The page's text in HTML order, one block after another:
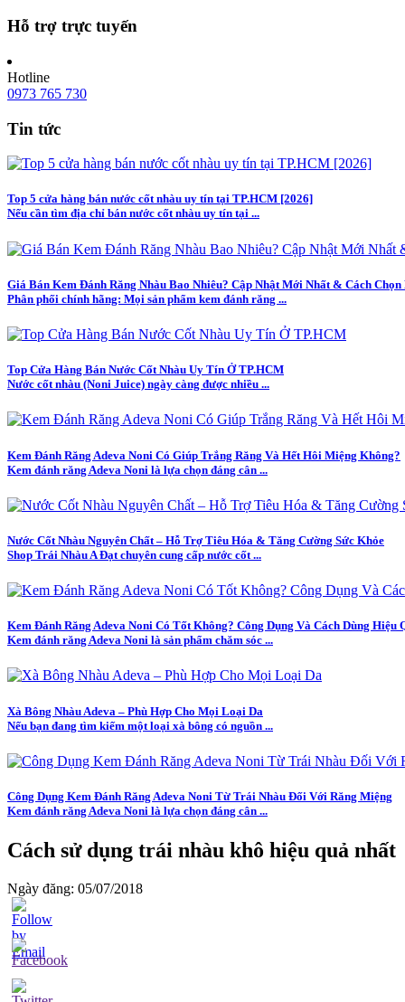
Hỗ trợ trực tuyến
Hotline
0973 765 730
Tin tức
Top 5 cửa hàng bán nước cốt nhàu uy tín tại TP.HCM [2026]
Nếu cần tìm địa chỉ bán nước cốt nhàu uy tín tại ...
Giá Bán Kem Đánh Răng Nhàu Bao Nhiêu? Cập Nhật Mới Nhất & Cách
Phân phối chính hãng: Mọi sản phẩm kem đánh răng ...
Top Cửa Hàng Bán Nước Cốt Nhàu Uy Tín Ở TP.HCM
Nước cốt nhàu (Noni Juice) ngày càng được nhiều ...
Kem Đánh Răng Adeva Noni Có Giúp Trắng Răng Và Hết Hôi Miệng Không?
Kem đánh răng Adeva Noni là lựa chọn đáng cân ...
Nước Cốt Nhàu Nguyên Chất – Hỗ Trợ Tiêu Hóa & Tăng Cường Sức Khỏe
Shop Trái Nhàu A Đạt chuyên cung cấp nước cốt ...
Kem Đánh Răng Adeva Noni Có Tốt Không? Công Dụng Và Cách Dùng Hiệu
Kem đánh răng Adeva Noni là sản phẩm chăm sóc ...
Xà Bông Nhàu Adeva – Phù Hợp Cho Mọi Loại Da
Nếu bạn đang tìm kiếm một loại xà bông có nguồn ...
Công Dụng Kem Đánh Răng Adeva Noni Từ Trái Nhàu Đối Với Răng Miệng
Kem đánh răng Adeva Noni là lựa chọn đáng cân ...
Cách sử dụng trái nhàu khô hiệu quả nhất
Ngày đăng: 05/07/2018